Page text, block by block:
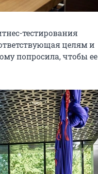
тестирования
целям и
попросила, чтобы ее